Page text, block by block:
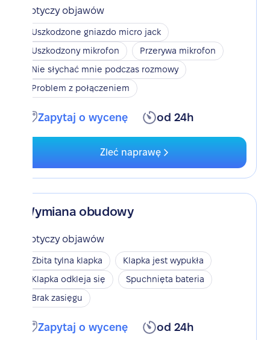
Dotyczy objawów
Uszkodzone gniazdo micro jack
Uszkodzony mikrofon
Przerywa mikrofon
Nie słychać mnie podczas rozmowy
Problem z połączeniem
Zapytaj o wycenę od 24h
Zleć naprawę
Wymiana obudowy
Dotyczy objawów
Zbita tylna klapka
Klapka jest wypukła
Klapka odkleja się
Spuchnięta bateria
Brak zasięgu
Zapytaj o wycenę od 24h